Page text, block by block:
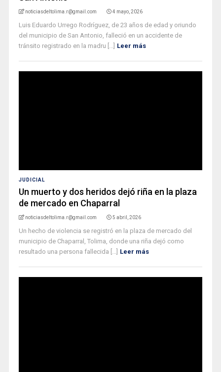
noticiasdeltolima.r@gmail.com 4 mayo, 2026
Luis Eduardo Urrego Rodríguez, de 23 años de edad y oriundo
del municipio de San Antonio, falleció en un accidente de
tránsito registrado en la madru [...] Leer más
JUDICIAL
Un muerto y dos heridos dejó riña en la plaza
de mercado en Chaparral
noticiasdeltolima.r@gmail.com 5 abril, 2026
Un hecho de violencia se registró en la plaza de mercado del
municipio de Chaparral, Tolima, donde una riña dejó como
resultado una persona fallecida [...] Leer más